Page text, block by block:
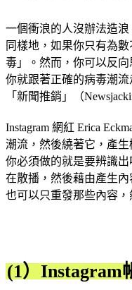
一個衝浪的人沒辦法造
同樣地，如果你只有為
毒」。然而，你可以反
你就跟著正確的病毒潮
「新聞推銷」（
Instagram 網紅 Erica
潮流，然後繞著它，產生
你必須做的就是要辨識
在散播，然後藉由產生
也可以只重發那些內容
(1）Instagram